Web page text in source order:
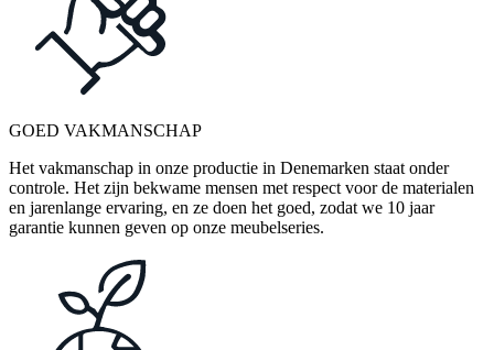
GOED VAKMANSCHAP
Het vakmanschap in onze productie in Denemarken staat onder
controle. Het zijn bekwame mensen met respect voor de materialen
en jarenlange ervaring, en ze doen het goed, zodat we 10 jaar
garantie kunnen geven op onze meubelseries.